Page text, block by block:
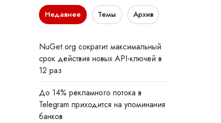
Недавнее Темы Архив
NuGet.org сократит максимальный
срок действия новых API-ключей в
12 раз
До 14% рекламного потока в
Telegram приходится на упоминания
банков